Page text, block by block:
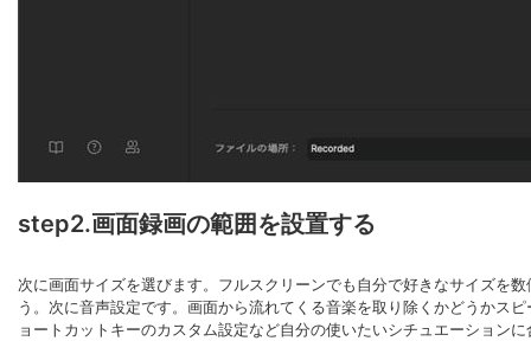
step2.画面録画の範囲を設置する
次に画面サイズを選びます。フルスクリーンでも自分で好きなサイズを
う。次に音声設定です。画面から流れてくる音楽を取り除くかどうかス
ョートカットキーのカスタム設定など自分の使いたいシチュエーション